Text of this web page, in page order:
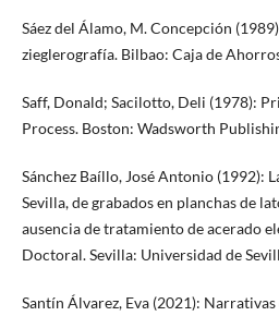
Sáez del Álamo, M. Concepción
zieglerografía. Bilbao: Caja de
Saff, Donald; Sacilotto, Deli (1978):
Process. Boston: Wadsworth
Sánchez Baíllo, José Antonio (1992):
Sevilla, de grabados en planchas de
ausencia de tratamiento de acerado
Doctoral. Sevilla: Universidad de
Santín Álvarez, Eva (2021):